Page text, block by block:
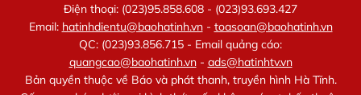
Điện thoại: (023)95.858.608 - (023)93.693.427
Email: hatinhdientu@baohatinh.vn- toasoan@baohatinh.vn
QC: (023)93.856.715 - Email quảng cáo:
quangcao@baohatinh.vn- ads@hatinhtv.vn
Bản quyền thuộc về Báo và phát thanh, truyền hình Hà Tĩnh.